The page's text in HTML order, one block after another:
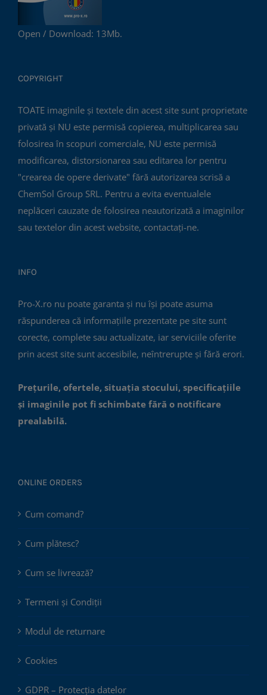
Open / Download: 13Mb.
COPYRIGHT
TOATE imaginile și textele din acest site sunt proprietate
privată și NU este permisă copierea, multiplicarea sau
folosirea în scopuri comerciale, NU este permisă
modificarea, distorsionarea sau editarea lor pentru
"crearea de opere derivate" fără autorizarea scrisă a
ChemSol Group SRL. Pentru a evita eventualele
neplăceri cauzate de folosirea neautorizată a imaginilor
sau textelor din acest website, contactați-ne.
INFO
Pro-X.ro nu poate garanta și nu își poate asuma
răspunderea că informațiile prezentate pe site sunt
corecte, complete sau actualizate, iar serviciile oferite
prin acest site sunt accesibile, neîntrerupte și fără erori.
Prețurile, ofertele, situația stocului, specificațiile
și imaginile pot fi schimbate fără o notificare
prealabilă.
ONLINE ORDERS
Cum comand?
Cum plătesc?
Cum se livrează?
Termeni și Condiții
Modul de returnare
Cookies
GDPR – Protecția datelor